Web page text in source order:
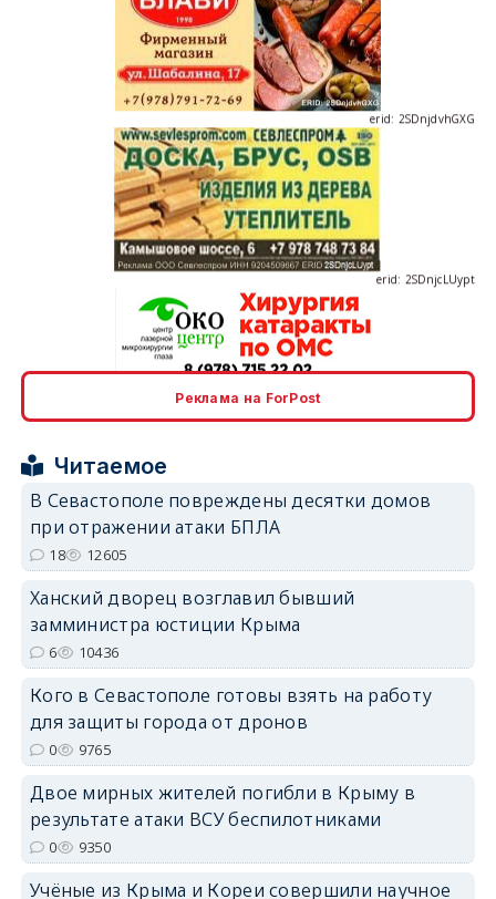
erid: 2SDnjdvhGXG
erid: 2SDnjcLUypt
Реклама на ForPost
Читаемое
В Севастополе повреждены десятки домов
при отражении атаки БПЛА
18 12605
Ханский дворец возглавил бывший
замминистра юстиции Крыма
6 10436
Кого в Севастополе готовы взять на работу
для защиты города от дронов
0 9765
Двое мирных жителей погибли в Крыму в
результате атаки ВСУ беспилотниками
0 9350
Учёные из Крыма и Кореи совершили научное